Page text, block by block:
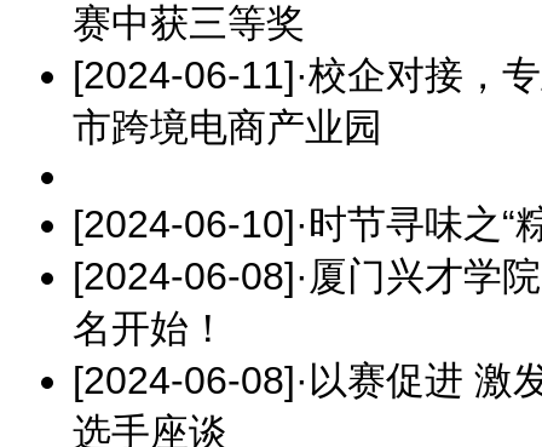
赛中获三等奖
[2024-06-11]·校企对接，
市跨境电商产业园
[2024-06-10]·时节寻味之“
[2024-06-08]· 厦门兴才学
名开始！
[2024-06-08]· 以赛促进 激
选手座谈